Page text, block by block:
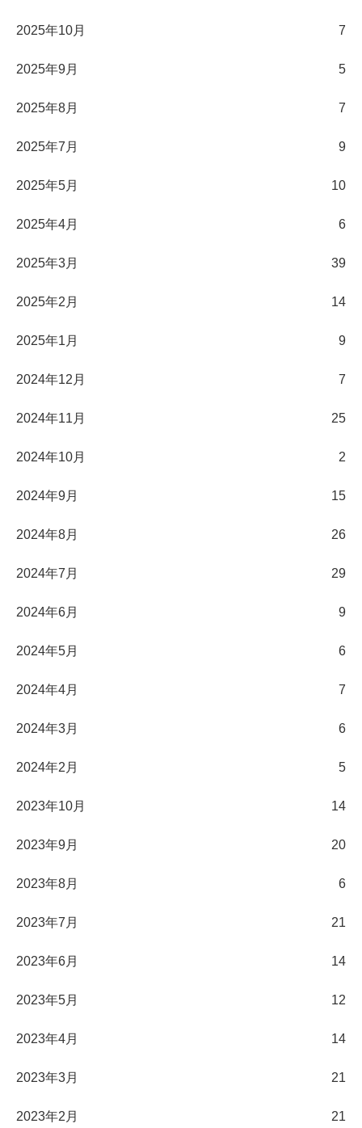
2025年10月 7
2025年9月 5
2025年8月 7
2025年7月 9
2025年5月 10
2025年4月 6
2025年3月 39
2025年2月 14
2025年1月 9
2024年12月 7
2024年11月 25
2024年10月 2
2024年9月 15
2024年8月 26
2024年7月 29
2024年6月 9
2024年5月 6
2024年4月 7
2024年3月 6
2024年2月 5
2023年10月 14
2023年9月 20
2023年8月 6
2023年7月 21
2023年6月 14
2023年5月 12
2023年4月 14
2023年3月 21
2023年2月 21